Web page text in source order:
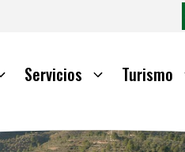
Servicios Turismo